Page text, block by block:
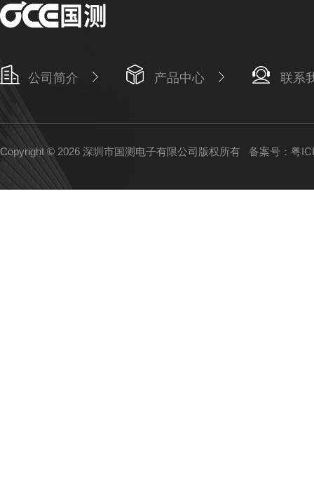
公司简介 产品中心 联系
Copyright © 2026 深圳市国测电子有限公司版权所有 备案号：粤